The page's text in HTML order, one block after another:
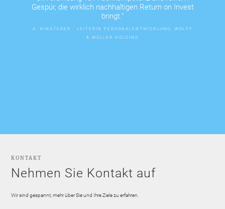
Gespür, die wirklich nachhaltigen Return on Invest
bringt.“
A. KINATEDER - LEITERIN PERSONALENTWICKLUNG, WOLFF
& MÜLLER HOLDING
KONTAKT
Nehmen Sie Kontakt auf
Wir sind gespannt, mehr über Sie und Ihre Ziele zu erfahren.